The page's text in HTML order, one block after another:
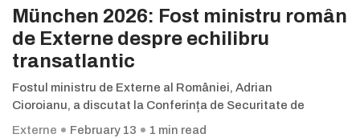
München 2026: Fost ministru român
de Externe despre echilibru
transatlantic
Fostul ministru de Externe al României, Adrian
Cioroianu, a discutat la Conferința de Securitate de
Externe
February 13 1 min read